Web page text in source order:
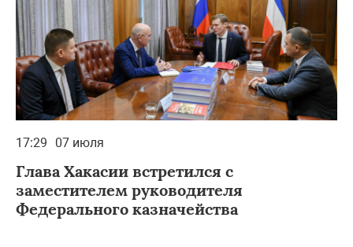
17:29 07 июля
Глава Хакасии встретился с
заместителем руководителя
Федерального казначейства